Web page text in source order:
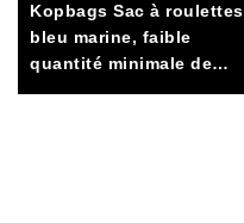
Kopbags Sac à roulettes
bleu marine, faible
quantité minimale de
commande, pour